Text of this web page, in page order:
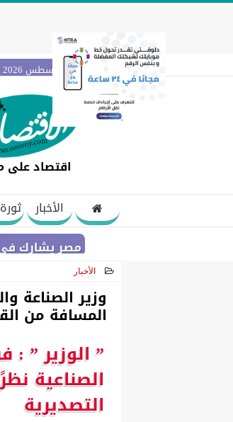
الجمعة 7 أغسطس 2026
اقتصاد على
الأخبار
بنك مصر يشارك في فعالية
الأخبار
وزير الصناعة
المسافة من
” الوزير ”
الصناعية
التصديرية